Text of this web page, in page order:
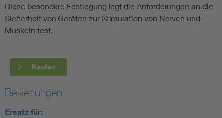
Elektrofachkraft (EFK)
Diese besondere Festlegung legt die Anforderungen an die
Sicherheit von Geräten zur Stimulation von Nerven und
Muskeln fest.
Kaufen
Beziehungen
Ersatz für: